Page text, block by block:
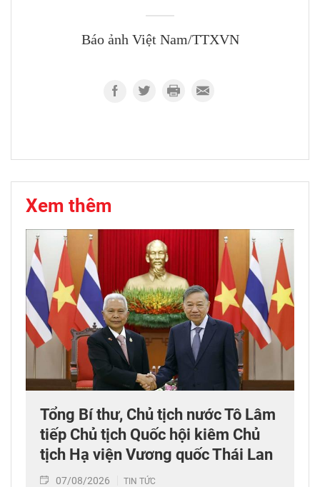
Báo ảnh Việt Nam/TTXVN
Xem thêm
Tổng Bí thư, Chủ tịch nước Tô Lâm
tiếp Chủ tịch Quốc hội kiêm Chủ
tịch Hạ viện Vương quốc Thái Lan
07/08/2026 TIN TỨC